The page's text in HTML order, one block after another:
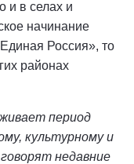
и в селах и
начинание
Россия», то
районах
период
культурному и
недавние